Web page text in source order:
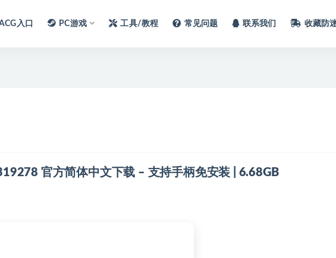
入口 PC游戏 工具/教程 常见问题 联系我们 收藏防
官方简体中文下载 – 支持手柄免安装 | 6.68GB